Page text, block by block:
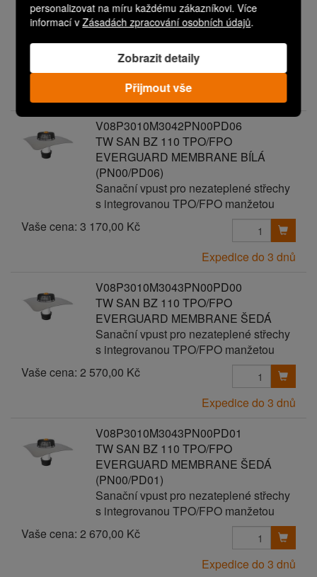
personalizovat na míru každému zákazníkovi. Více
informací vZásadách zpracování osobních údajů.
Zobrazit detaily
Přijmout vše
(PN00/PD05)
Sanační vpust pro nezateplené střechy
s integrovanou TPO/FPO manžetou
3 070,00 Kč
V08P3010M3042PN00PD06
TW SAN BZ 110 TPO/FPO
EVERGUARD MEMBRANE BÍLÁ
(PN00/PD06)
Sanační vpust pro nezateplené střechy
s integrovanou TPO/FPO manžetou
Vaše cena: 3 170,00 Kč
Expedice do 3 dnů
V08P3010M3043PN00PD00
TW SAN BZ 110 TPO/FPO
EVERGUARD MEMBRANE ŠEDÁ
Sanační vpust pro nezateplené střechy
s integrovanou TPO/FPO manžetou
Vaše cena: 2 570,00 Kč
Expedice do 3 dnů
V08P3010M3043PN00PD01
TW SAN BZ 110 TPO/FPO
EVERGUARD MEMBRANE ŠEDÁ
(PN00/PD01)
Sanační vpust pro nezateplené střechy
s integrovanou TPO/FPO manžetou
Vaše cena: 2 670,00 Kč
Expedice do 3 dnů